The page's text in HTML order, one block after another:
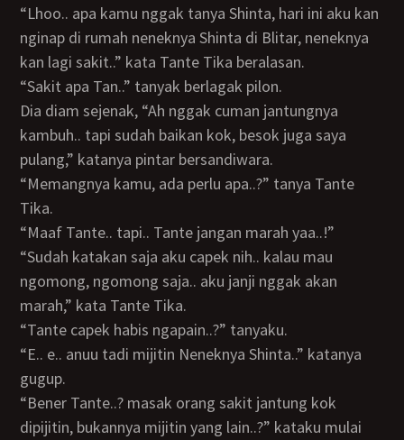
“Lhoo.. apa kamu nggak tanya Shinta, hari ini aku kan
nginap di rumah neneknya Shinta di Blitar, neneknya
kan lagi sakit..” kata Tante Tika beralasan.
“Sakit apa Tan..” tanyak berlagak pilon.
Dia diam sejenak, “Ah nggak cuman jantungnya
kambuh.. tapi sudah baikan kok, besok juga saya
pulang,” katanya pintar bersandiwara.
“Memangnya kamu, ada perlu apa..?” tanya Tante
Tika.
“Maaf Tante.. tapi.. Tante jangan marah yaa..!”
“Sudah katakan saja aku capek nih.. kalau mau
ngomong, ngomong saja.. aku janji nggak akan
marah,” kata Tante Tika.
“Tante capek habis ngapain..?” tanyaku.
“E.. e.. anuu tadi mijitin Neneknya Shinta..” katanya
gugup.
“Bener Tante..? masak orang sakit jantung kok
dipijitin, bukannya mijitin yang lain..?” kataku mulai